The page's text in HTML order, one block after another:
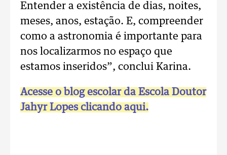
Entender a existência de dias, noites,
meses, anos, estação. E, compreender
como a astronomia é importante para
nos localizarmos no espaço que
estamos inseridos”, conclui Karina.
Acesse o blog escolar da Escola Doutor
Jahyr Lopes clicando aqui.